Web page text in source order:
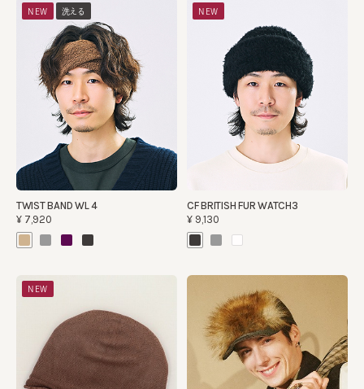
NEW 洗える
TWIST BAND WL 4
¥7,920
NEW
CF BRITISH FUR WATCH3
¥9,130
NEW